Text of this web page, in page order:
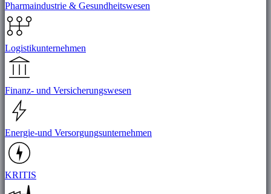
Pharmaindustrie & Gesundheitswesen
Logistikunternehmen
Finanz- und Versicherungswesen
Energie-und Versorgungsunternehmen
KRITIS